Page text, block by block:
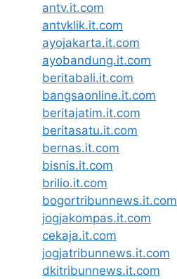
antv.it.com
antvklik.it.com
ayojakarta.it.com
ayobandung.it.com
beritabali.it.com
bangsaonline.it.com
beritajatim.it.com
beritasatu.it.com
bernas.it.com
bisnis.it.com
brilio.it.com
bogortribunnews.it.com
jogjakompas.it.com
cekaja.it.com
jogjatribunnews.it.com
dkitribunnews.it.com